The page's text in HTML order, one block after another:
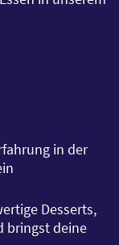
in der
Desserts,
bringst deine